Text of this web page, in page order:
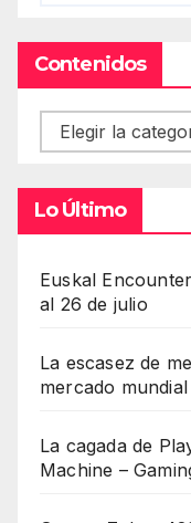
Contenidos
Contenidos
Lo Último
Euskal
al 26 de julio
La escasez de
mercado mundial
La cagada de
Machine –